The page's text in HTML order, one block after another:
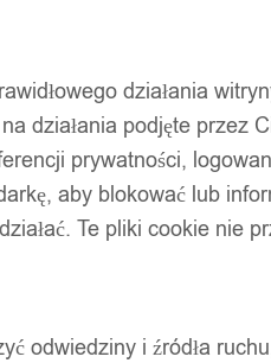
działania
działania podjęte przez
prywatności,
aby blokować lub
Te pliki cookie nie
odwiedziny i źródła